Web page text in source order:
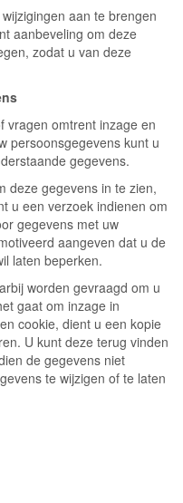
aan te brengen
aanbeveling om deze
zodat u van deze
vragen omtrent inzage en
persoonsgegevens kunt u
gegevens.
deze gegevens in te zien,
u een verzoek indienen om
gegevens met uw
aangeven dat u de
laten beperken.
worden gevraagd om u
gaat om inzage in
cookie, dient u een kopie
U kunt deze terug vinden
de gegevens niet
te wijzigen of te laten